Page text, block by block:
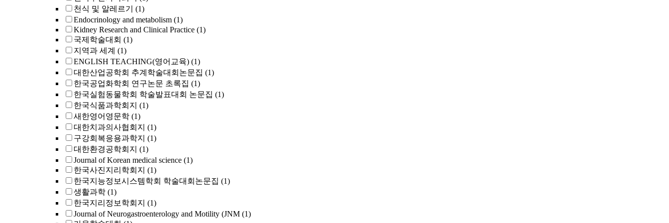
천식 및 알레르기
(1)
Endocrinology and metabolism (1)
Kidney Research and Clinical Practice (1)
국제학술대회 (1)
지역과 세계 (1)
ENGLISH TEACHING(영어교육) (1)
대한산업공학회 추계학술대회논문집 (1)
한국공업화학회 연구논문 초록집 (1)
한국실험동물학회 학술발표대회 논문집 (1)
한국식품과학회지 (1)
새한영어영문학 (1)
대한치과의사협회지 (1)
구강회복응용과학지 (1)
대한환경공학회지 (1)
Journal of Korean medical science (1)
한국사진지리학회지 (1)
한국지능정보시스템학회 학술대회논문집 (1)
생활과학 (1)
한국지리정보학회지 (1)
Journal of Neurogastroenterology and Motility (JNM (1)